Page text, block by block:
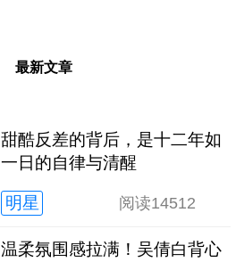
最新文章
甜酷反差的背后，是十二年如
一日的自律与清醒
明星 阅读14512
温柔氛围感拉满！吴倩白背心